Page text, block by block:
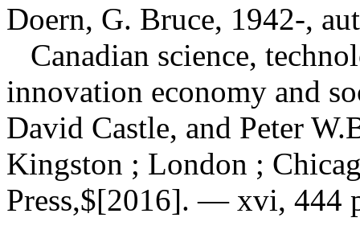
Doern, G. Bruce, 1942-,
Canadian science,
innovation economy and
David Castle, and Peter
Kingston ; London ;
Press,$[2016]. — xvi, 444